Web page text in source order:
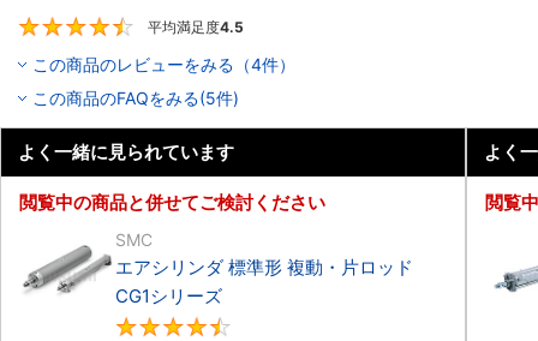
平均満足度4.5
この商品のレビューをみる（4件）
この商品のFAQをみる(5件)
よく一緒に見られています
閲覧中の商品と併せてご検討ください
SMC
エアシリンダ 標準形 複動・片ロッド
CG1シリーズ
よく
閲覧